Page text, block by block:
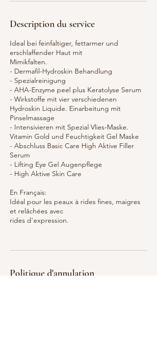
Description du service
Ideal bei feinfaltiger, fettarmer und
erschlaffender Haut mit
Mimikfalten.
- Dermafil-Hydroskin Behandlung
- Spezialreinigung
- AHA-Enzyme peel plus Keratolyse Serum
- Wirkstoffe mit vier verschiedenen
Hydroskin Liquide. Einarbeitung mit
Pinselmassage
- Intensivieren mit Spezial Vlies-Maske.
Vitamin Gold und Feuchtigkeit Gel Maske
- Abschluss Basic Care High Aktive Filler
Serum
- Lifting Eye Gel Augenpflege
- High Aktive Skin Care
En Français:
Idéal pour les peaux à rides fines, maigres
et relâchées avec
rides d'expression.
Politique d'annulation